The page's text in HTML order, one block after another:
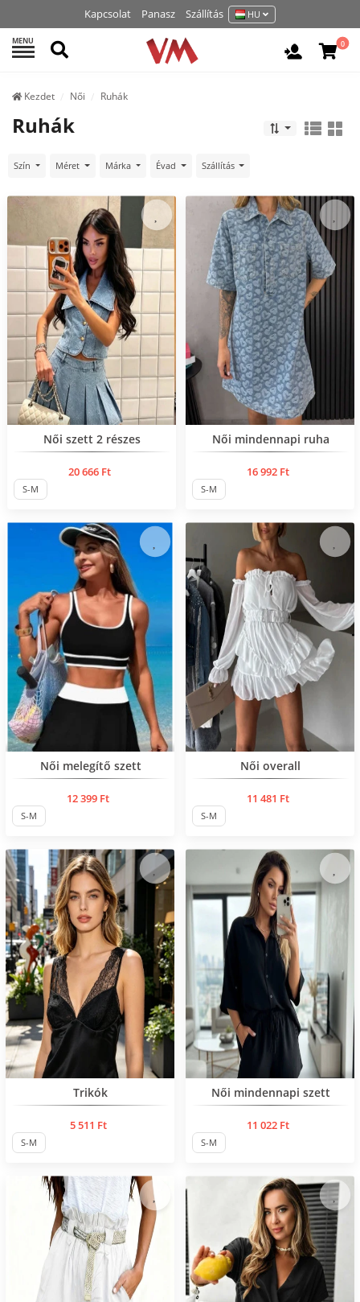
Kapcsolat Panasz Szállítás HU
MENU Keresés Belépés
0
Kezdet Női Ruhák
Ruhák
Szín Méret Márka Évad Szállítás
Нов продукт
Női szett 2 részes
20 666 Ft
S-M
Нов продукт
Női mindennapi ruha
16 992 Ft
S-M
Нов продукт
Női melegítő szett
12 399 Ft
S-M
Нов продукт
Női overall
11 481 Ft
S-M
Trikók
5 511 Ft
S-M
Нов продукт
Női mindennapi szett
11 022 Ft
S-M